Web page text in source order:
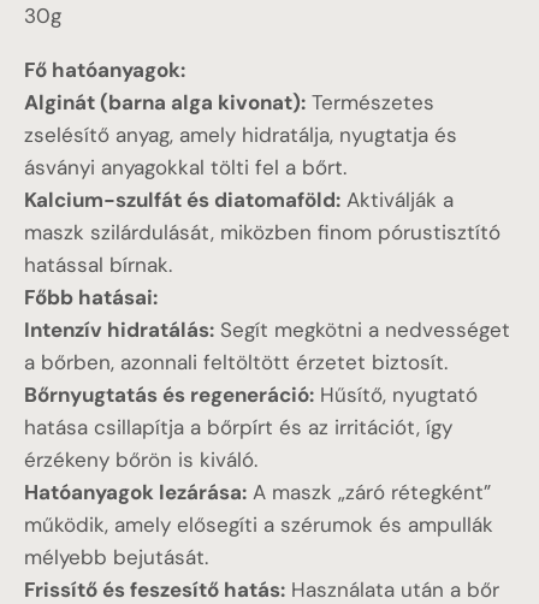
30g
Fő hatóanyagok:
Alginát (barna alga kivonat): Természetes
zselésítő anyag, amely hidratálja, nyugtatja és
ásványi anyagokkal tölti fel a bőrt.
Kalcium-szulfát és diatomaföld: Aktiválják a
maszk szilárdulását, miközben finom pórustisztító
hatással bírnak.
Főbb hatásai:
Intenzív hidratálás: Segít megkötni a nedvességet
a bőrben, azonnali feltöltött érzetet biztosít.
Bőrnyugtatás és regeneráció: Hűsítő, nyugtató
hatása csillapítja a bőrpírt és az irritációt, így
érzékeny bőrön is kiváló.
Hatóanyagok lezárása: A maszk „záró rétegként”
működik, amely elősegíti a szérumok és ampullák
mélyebb bejutását.
Frissítő és feszesítő hatás: Használata után a bőr